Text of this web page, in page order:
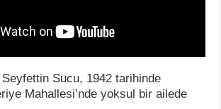
Seyfettin Sucu, 1942 tarihinde
Mahallesi’nde yoksul bir ailede